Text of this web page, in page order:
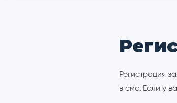
Регистрация
в смс. Если у